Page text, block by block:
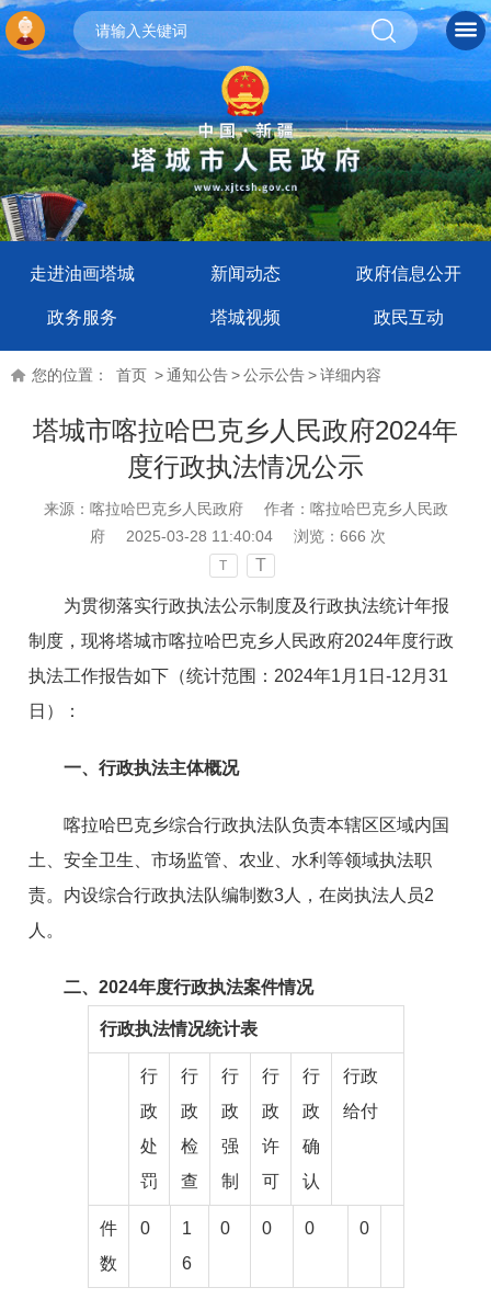
走进油画塔城 新闻动态 政府信息公开
政务服务 塔城视频 政民互动
您的位置： 首页 >通知公告>公示公告>详细内容
塔城市喀拉哈巴克乡人民政府2024年
度行政执法情况公示
来源：喀拉哈巴克乡人民政府
作者：喀拉哈巴克乡人民政
府
2025-03-28 11:40:04 浏览： 666 次
T T
为贯彻落实行政执法公示制度及行政执法统计年报
制度，现将塔城市喀拉哈巴克乡人民政府2024年度行政
执法工作报告如下（统计范围：2024年1月1日-12月31
日）：
一、行政执法主体概况
喀拉哈巴克乡综合行政执法队负责本辖区区域内国
土、安全卫生、市场监管、农业、水利等领域执法职
责。内设综合行政执法队编制数3人，在岗执法人员2
人。
二、2024年度行政执法案件情况
行政执法情况统计表
行
政
处
罚
行
政
检
查
行
政
强
制
行
政
许
可
行
政
确
认
行政
给付
件
数
0
1
6
0 0 0 0